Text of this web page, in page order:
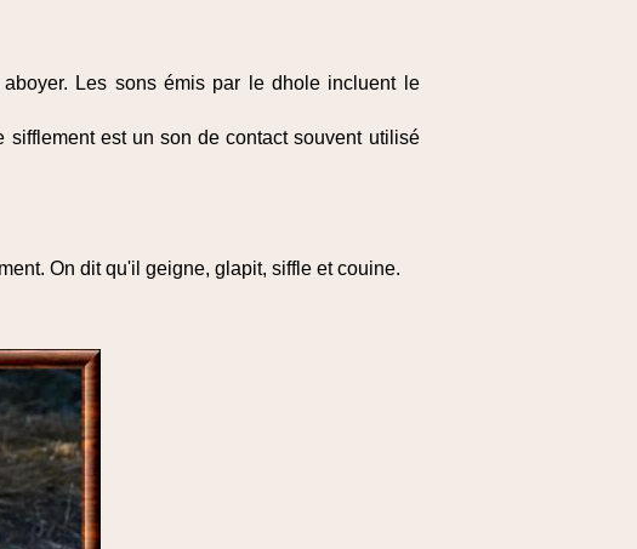
Les sons émis par le dhole incluent le
est un son de contact souvent utilisé
On dit qu'il geigne, glapit, siffle et couine.